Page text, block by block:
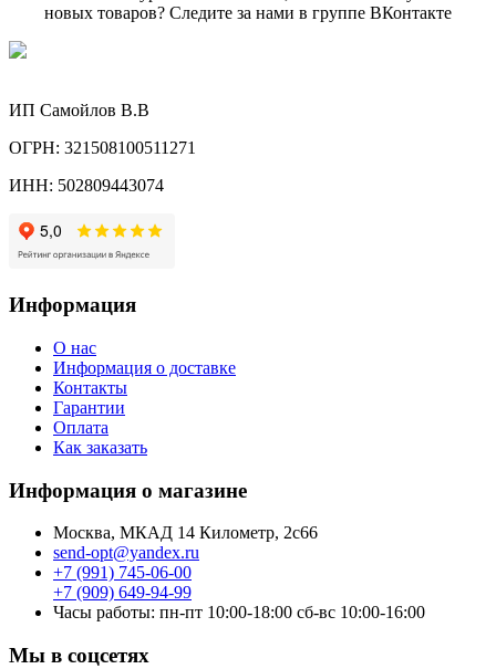
новых товаров? Следите за нами в группе ВКонтакте
ИП Самойлов В.В
ОГРН: 321508100511271
ИНН: 502809443074
Информация
О нас
Информация о доставке
Контакты
Гарантии
Оплата
Как заказать
Информация о магазине
Москва, МКАД 14 Километр, 2с66
send-opt@yandex.ru
+7 (991) 745-06-00
+7 (909) 649-94-99
Часы работы: пн-пт 10:00-18:00 сб-вс 10:00-16:00
Мы в соцсетях